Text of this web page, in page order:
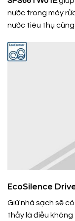
nước trong máy
nước tiêu thụ
EcoSilence
Giữ nhà sạch sẽ
thấy là điều